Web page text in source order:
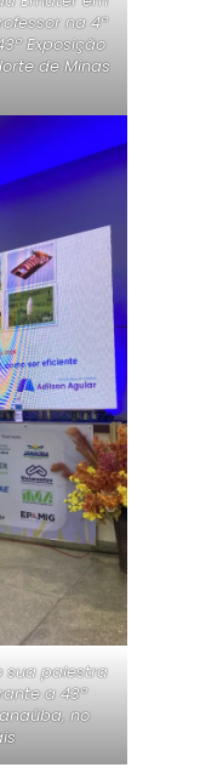
na 4ª
Exposição
de Minas
sua palestra
a 43ª
no